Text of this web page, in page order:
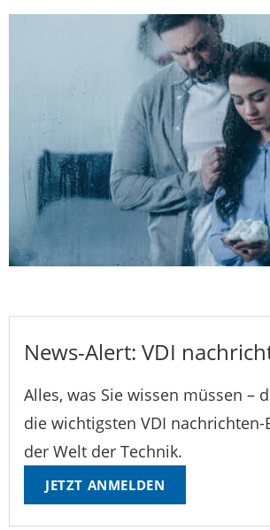
News-Alert: VDI
Alles, was Sie wissen müssen –
die wichtigsten VDI nachrichten-
der Welt der Technik.
JETZT ANMELDEN